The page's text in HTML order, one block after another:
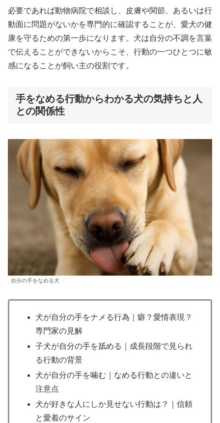
必要であれば動物病院で相談し、皮膚や関節、あるいは行
動面に問題がないかを専門的に確認することが、愛犬の健
康を守るための第一歩になります。犬は自分の不調を言葉
で伝えることができないからこそ、行動の一つひとつに敏
感になることが飼い主の役割です。
手をなめる行動からわかる犬の気持ちと人
との関係性
自分の手をなめる犬
犬が自分の手をナメる行為｜癖？愛情表現？
専門家の見解
子犬が自分の手を舐める｜成長段階で見られ
る行動の背景
犬が自分の手を噛む｜なめる行動との違いと
注意点
犬が好きな人にしか見せない行動は？｜信頼
と愛着のサイン